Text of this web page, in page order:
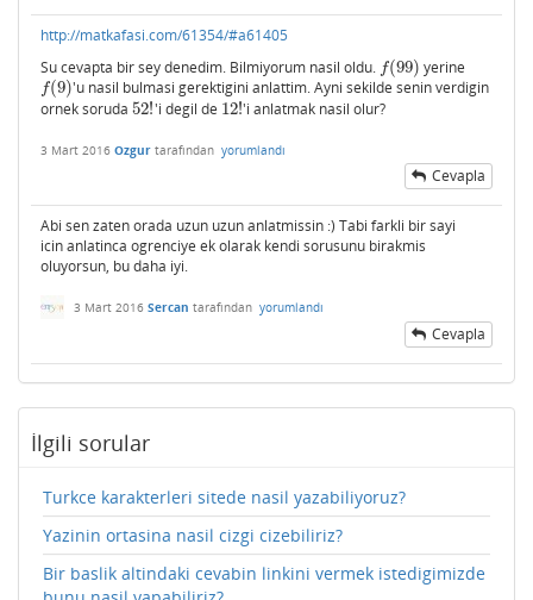
http://matkafasi.com/61354/#a61405
Su cevapta bir sey denedim. Bilmiyorum nasil oldu. f(99)
f(99) yerine
f(9)
f(9) 'u nasil bulmasi gerektigini anlattim. Ayni sekilde senin verdigin
ornek soruda 52!
52!'i degil de 12!
12!'i anlatmak nasil olur?
3 Mart 2016 Ozgur tarafından yorumlandı
Cevapla
Abi sen zaten orada uzun uzun anlatmissin :) Tabi farkli bir sayi
icin anlatinca ogrenciye ek olarak kendi sorusunu birakmis
oluyorsun, bu daha iyi.
3 Mart 2016 Sercan tarafından yorumlandı
Cevapla
İlgili sorular
Turkce karakterleri sitede nasil yazabiliyoruz?
Yazinin ortasina nasil cizgi cizebiliriz?
Bir baslik altindaki cevabin linkini vermek istedigimizde